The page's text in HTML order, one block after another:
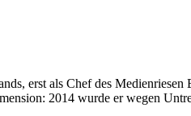
erst als Chef des
2014 wurde er wegen